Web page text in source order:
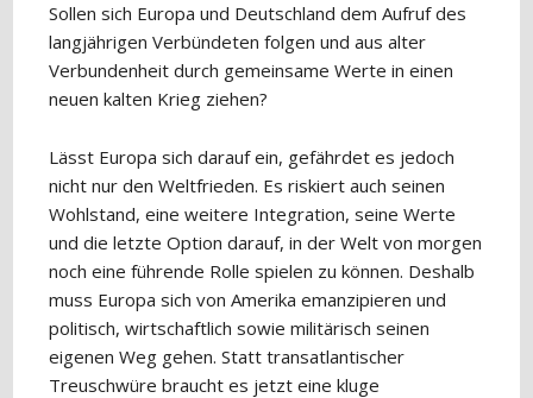
Sollen sich Europa und Deutschland dem Aufruf des
langjährigen Verbündeten folgen und aus alter
Verbundenheit durch gemeinsame Werte in einen
neuen kalten Krieg ziehen?
Lässt Europa sich darauf ein, gefährdet es jedoch
nicht nur den Weltfrieden. Es riskiert auch seinen
Wohlstand, eine weitere Integration, seine Werte
und die letzte Option darauf, in der Welt von morgen
noch eine führende Rolle spielen zu können. Deshalb
muss Europa sich von Amerika emanzipieren und
politisch, wirtschaftlich sowie militärisch seinen
eigenen Weg gehen. Statt transatlantischer
Treuschwüre braucht es jetzt eine kluge